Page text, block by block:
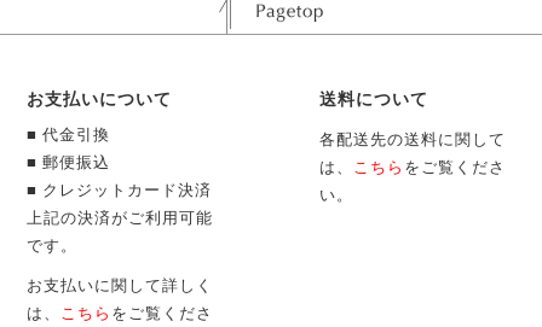
お支払いについて
■ 代金引換
■ 郵便振込
■ クレジットカード決済
上記の決済がご利用可能
です。
お支払いに関して詳しく
は、 こちら をご覧くださ
送料について
各配送先の送料に関して
は、 こちら をご覧くださ
い。